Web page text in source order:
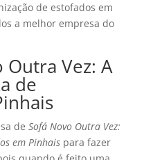
de estofados em
a melhor empresa do
Outra Vez: A
de
de Sofá Novo Outra Vez:
em Pinhaispara fazer